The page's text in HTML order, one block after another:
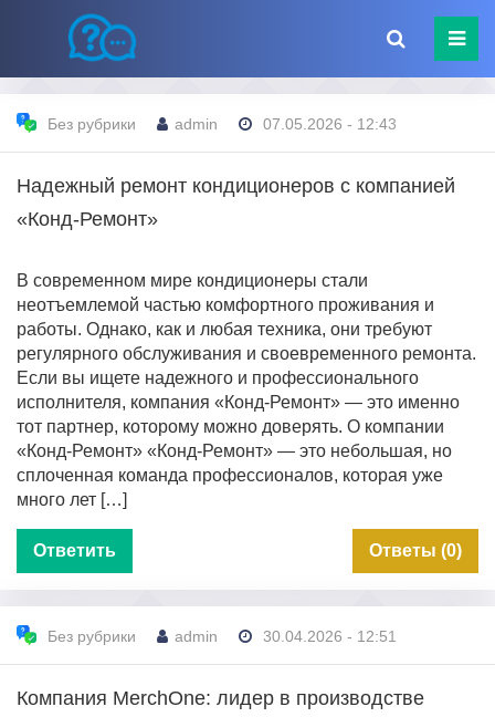
Без рубрики admin 07.05.2026 - 12:43
Надежный ремонт кондиционеров с компанией
«Конд-Ремонт»
В современном мире кондиционеры стали
неотъемлемой частью комфортного проживания и
работы. Однако, как и любая техника, они требуют
регулярного обслуживания и своевременного ремонта.
Если вы ищете надежного и профессионального
исполнителя, компания «Конд-Ремонт» — это именно
тот партнер, которому можно доверять. О компании
«Конд-Ремонт» «Конд-Ремонт» — это небольшая, но
сплоченная команда профессионалов, которая уже
много лет […]
Ответить Ответы (0)
Без рубрики admin 30.04.2026 - 12:51
Компания MerchOne: лидер в производстве